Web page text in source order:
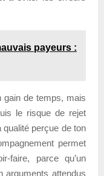
payeurs :
gain de temps, mais
le risque de rejet
perçue de ton
permet
faire, parce qu’un
arguments attendus